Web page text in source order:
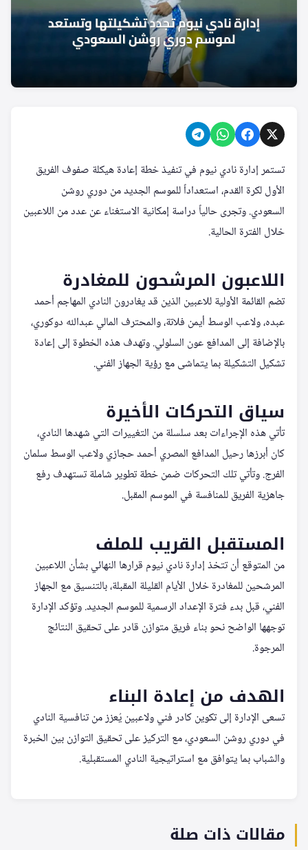
تستمر إدارة نادي نيوم في تنفيذ خطة إعادة هيكلة صفوف الفريق
الأول لكرة القدم، استعداداً للموسم الجديد من دوري روشن
السعودي. وتجرى حالياً دراسة إمكانية الاستغناء عن عدد من اللاعبين
خلال الفترة الحالية.
اللاعبون المرشحون للمغادرة
تضم القائمة الأولية للاعبين الذين قد يغادرون النادي المهاجم أحمد
عبده، ولاعب الوسط أيمن فلاتة، والمحترف المالي عبدالله دوكوري،
بالإضافة إلى المدافع عون السلولي. وتهدف هذه الخطوة إلى إعادة
تشكيل التشكيلة بما يتماشى مع رؤية الجهاز الفني.
سياق التحركات الأخيرة
تأتي هذه الإجراءات بعد سلسلة من التغييرات التي شهدها النادي،
كان أبرزها رحيل المدافع المصري أحمد حجازي ولاعب الوسط سلمان
الفرج. وتأتي تلك التحركات ضمن خطة تطوير شاملة تستهدف رفع
جاهزية الفريق للمنافسة في الموسم المقبل.
المستقبل القريب للملف
من المتوقع أن تتخذ إدارة نادي نيوم قرارها النهائي بشأن اللاعبين
المرشحين للمغادرة خلال الأيام القليلة المقبلة، بالتنسيق مع الجهاز
الفني، قبل بدء فترة الإعداد الرسمية للموسم الجديد. وتؤكد الإدارة
توجهها الواضح نحو بناء فريق متوازن قادر على تحقيق النتائج
المرجوة.
الهدف من إعادة البناء
تسعى الإدارة إلى تكوين كادر فني ولاعبين يُعزز من تنافسية النادي
في دوري روشن السعودي، مع التركيز على تحقيق التوازن بين الخبرة
والشباب بما يتوافق مع استراتيجية النادي المستقبلية.
مقالات ذات صلة